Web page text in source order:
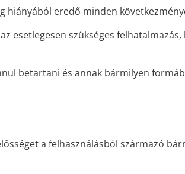
hiányából eredő minden
esetlegesen szükséges felhatalmazás,
betartani és annak bármilyen
a felhasználásból származó